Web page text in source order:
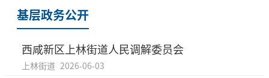
基层政务公开
西咸新区上林街道人民调解委员会
上林街道 2026-06-03